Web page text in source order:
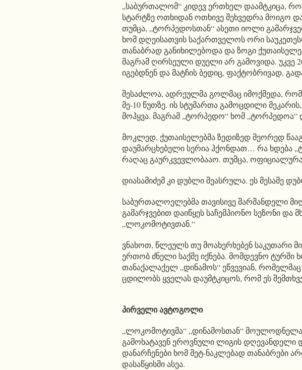
„საბურთალომ“ კიდევ ერთხელ დაამტკიცა,
სტარტზე ოთხიდან ოთხივე შეხვედრა მოიგო
თუმცა, „ტორპედოსთან“ ასეთი იოლი
ხომ დღეისათვის საქართველოს ორი
თანაბრად განიხილებოდა და ზოგი
მაგრამ ღირსეული დუელი არ გამოვიდა. უკვე
იგებდნენ და მატჩის ბედიც, ფაქტობრივად,
შესაძლოა, ადრეულმა გოლმაც იმოქმედა,
მე-10 წუთზე. ის სტუმართა გამოცდილი
მოჰყვა. მაგრამ „ტორპედო“ ხომ „ტორპედოა“
მოკლედ, ქუთაისელებმა ზედიზედ მეორედ
დაუმარცხებელი სერია ჰქონდათ… რა ხდება
რაღაც გაურკვევლობააო. თუმცა,
დიასამიძემ კი დუბლი შეასრულა. ეს მესამე
საბურთალოელებმა თავისივე შარშანდელი
გამარჯვებით დაიწყეს საჩემპიონო სეზონი
„ლოკომოტივთან.“
ვნახოთ, წლეულს თუ მოახერხებენ საკუთარი
ერთობ ძნელი საქმე იქნება. მომდევნო ტურში
თანაქალაქელ „დინამოს“ ეწვევიან,
ცდილობს ყველას დაუმტკიცოს, რომ ეს
პირველი ავტოგოლი
„ლოკომოტივმა“ „დინამოსთან“
გამოხატავენ ეროვნული ლიგის დღევანდელი
დანარჩენები ხომ მეტ-ნაკლებად თანაბრები
დასაწყისში ასეა.